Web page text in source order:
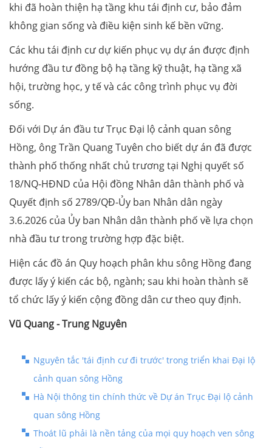
khi đã hoàn thiện hạ tầng khu tái định cư, bảo đảm
không gian sống và điều kiện sinh kế bền vững.
Các khu tái định cư dự kiến phục vụ dự án được định
hướng đầu tư đồng bộ hạ tầng kỹ thuật, hạ tầng xã
hội, trường học, y tế và các công trình phục vụ đời
sống.
Đối với Dự án đầu tư Trục Đại lộ cảnh quan sông
Hồng, ông Trần Quang Tuyên cho biết dự án đã được
thành phố thống nhất chủ trương tại Nghị quyết số
18/NQ-HĐND của Hội đồng Nhân dân thành phố và
Quyết định số 2789/QĐ-Ủy ban Nhân dân ngày
3.6.2026 của Ủy ban Nhân dân thành phố về lựa chọn
nhà đầu tư trong trường hợp đặc biệt.
Hiện các đồ án Quy hoạch phân khu sông Hồng đang
được lấy ý kiến các bộ, ngành; sau khi hoàn thành sẽ
tổ chức lấy ý kiến cộng đồng dân cư theo quy định.
Vũ Quang - Trung Nguyên
Nguyên tắc 'tái định cư đi trước' trong triển khai Đại lộ
cảnh quan sông Hồng
Hà Nội thông tin chính thức về Dự án Trục Đại lộ cảnh
quan sông Hồng
Thoát lũ phải là nền tảng của mọi quy hoạch ven sông